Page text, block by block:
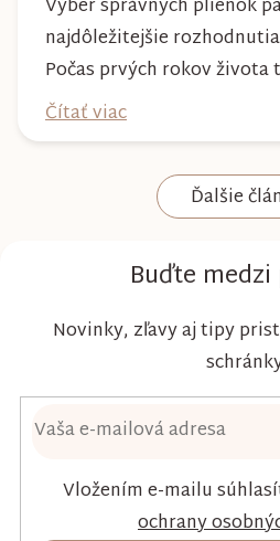
Výber správnych plienok
najdôležitejšie
Počas prvých rokov života
plienke väčšinu dňa, preto
nielen spoľahlivú ochranu,
komfort a šetrnosť k
Kim & Kimmy boli vyvinuté
Čítať viac
Ďalšie
Buďte
Novinky, zľavy aj tipy
Vložením e-mailu
ochrany